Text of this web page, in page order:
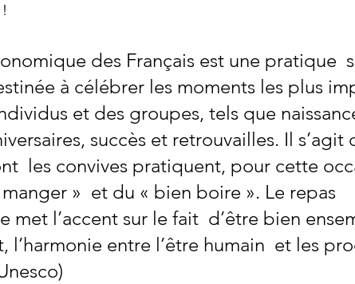
des Français est une pratique
à célébrer les moments les plus
et des groupes, tels que
succès et retrouvailles. Il s’agit
les convives pratiquent, pour cette
»  et du « bien boire ». Le repas
met l’accent sur le fait  d’être bien
l’harmonie entre l’être humain  et les